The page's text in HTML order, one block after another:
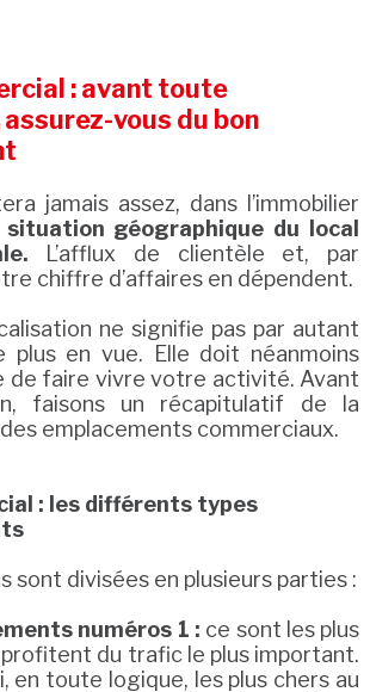
: avant toute
vous du bon
jamais assez, dans l’immobilier
situation géographique du local
L’afflux de clientèle et, par
chiffre d’affaires en dépendent.
ne signifie pas par autant
plus en vue. Elle doit néanmoins
de faire vivre votre activité. Avant
faisons un récapitulatif de la
emplacements commerciaux.
: les différents types
sont divisées en plusieurs parties :
numéros 1 : ce sont les plus
profitent du trafic le plus important.
en toute logique, les plus chers au